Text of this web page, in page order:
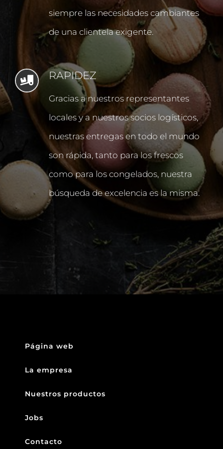
siempre las necesidades cambiantes
de una clientela exigente.
RAPIDEZ
Gracias a nuestros representantes
locales y a nuestros socios logísticos,
nuestras entregas en todo el mundo
son rápida, tanto para los frescos
como para los congelados, nuestra
búsqueda de excelencia es la misma.
Página web
La empresa
Nuestros productos
Jobs
Contacto